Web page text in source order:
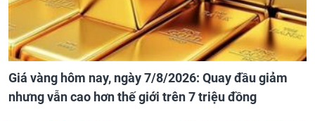
Giá vàng hôm nay, ngày 7/8/2026: Quay đầu giảm
nhưng vẫn cao hơn thế giới trên 7 triệu đồng